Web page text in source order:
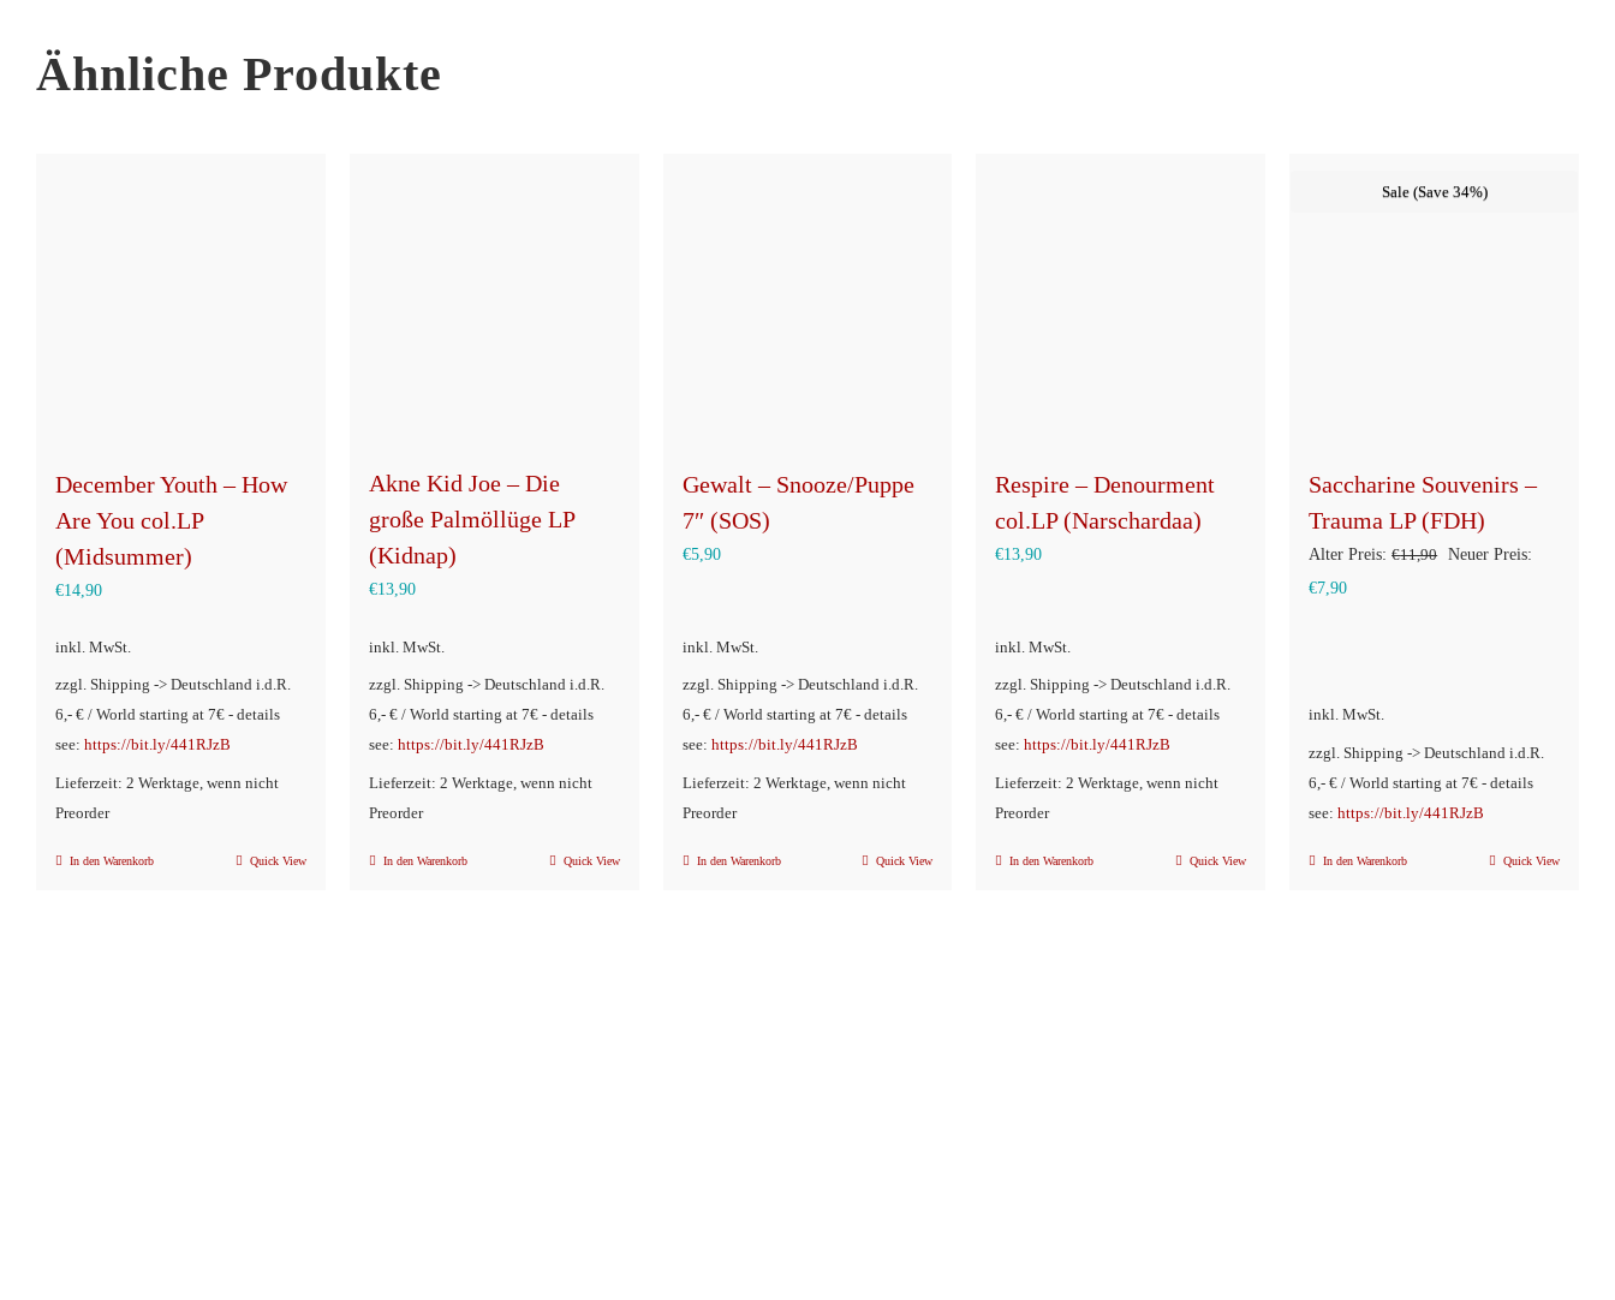
Ähnliche Produkte
December Youth – How
Are You col.LP
(Midsummer)
€14,90
inkl. MwSt.
zzgl. Shipping -> Deutschland i.d.R.
6,- € / World starting at 7€ - details
see: https://bit.ly/441RJzB
Lieferzeit: 2 Werktage, wenn nicht
Preorder
In den Warenkorb Quick View
Akne Kid Joe – Die
große Palmöllüge LP
(Kidnap)
€13,90
inkl. MwSt.
zzgl. Shipping -> Deutschland i.d.R.
6,- € / World starting at 7€ - details
see: https://bit.ly/441RJzB
Lieferzeit: 2 Werktage, wenn nicht
Preorder
In den Warenkorb Quick View
Gewalt – Snooze/Puppe
7″ (SOS)
€5,90
inkl. MwSt.
zzgl. Shipping -> Deutschland i.d.R.
6,- € / World starting at 7€ - details
see: https://bit.ly/441RJzB
Lieferzeit: 2 Werktage, wenn nicht
Preorder
In den Warenkorb Quick View
Respire – Denourment
col.LP (Narschardaa)
€13,90
inkl. MwSt.
zzgl. Shipping -> Deutschland i.d.R.
6,- € / World starting at 7€ - details
see:https://bit.ly/441RJzB
Lieferzeit: 2 Werktage, wenn nicht
Preorder
In den Warenkorb Quick View
Sale (Save 34%)
Saccharine Souvenirs –
Trauma LP (FDH)
Alter Preis: €11,90 Ursprünglicher
Neuer Preis:
€7,90Aktueller
inkl. MwSt.
zzgl. Shipping -> Deutschland i.d.R.
6,- € / World starting at 7€ - details
see:https://bit.ly/441RJzB
In den Warenkorb Quick View